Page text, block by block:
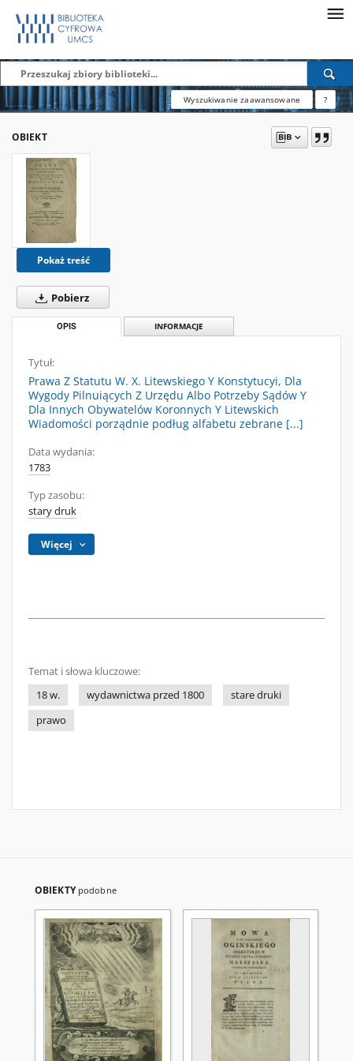
Wyszukiwanie zaawansowane ?
OBIEKT
Pokaż treść
Pobierz
OPIS INFORMACJE
Tytuł:
Prawa Z Statutu W. X. Litewskiego Y Konstytucyi, Dla
Wygody Pilnuiących Z Urzędu Albo Potrzeby Sądów Y
Dla Innych Obywatelów Koronnych Y Litewskich
Wiadomości porządnie podług alfabetu zebrane [...]
Data wydania:
1783
Typ zasobu:
stary druk
Więcej
Temat i słowa kluczowe:
18 w.
wydawnictwa przed 1800
stare druki
prawo
OBIEKTY podobne